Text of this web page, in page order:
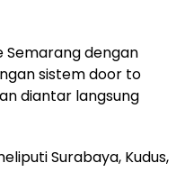
Semarang dengan
sistem door to
diantar langsung
Surabaya, Kudus,